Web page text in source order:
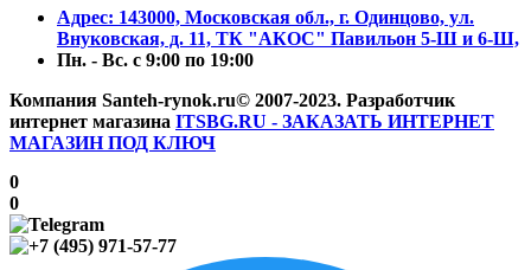
Aдрес: 143000, Московская обл., г. Одинцово, ул.
Внуковская, д. 11, ТК "АКОС" Павильон 5-Ш и 6-Ш,
Пн. - Вс. с 9:00 по 19:00
Компания Santeh-rynok.ru© 2007-2023. Разработчик
интернет магазина ITSBG.RU - ЗАКАЗАТЬ ИНТЕРНЕТ
МАГАЗИН ПОД КЛЮЧ
0
0